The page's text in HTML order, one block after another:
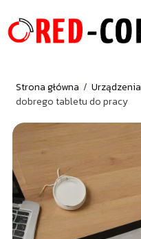
Strona główna / Urządzenia
dobrego tabletu do pracy